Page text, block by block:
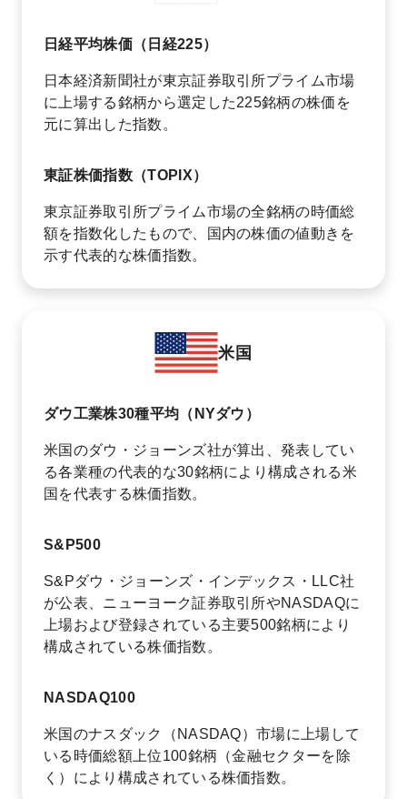
日経平均株価（日経225）
日本経済新聞社が東京証券取引所プライム市場
に上場する銘柄から選定した225銘柄の株価を
元に算出した指数。
東証株価指数（TOPIX）
東京証券取引所プライム市場の全銘柄の時価総
額を指数化したもので、国内の株価の値動きを
示す代表的な株価指数。
米国
ダウ工業株30種平均（NYダウ）
米国のダウ・ジョーンズ社が算出、発表してい
る各業種の代表的な30銘柄により構成される米
国を代表する株価指数。
S&P500
S&Pダウ・ジョーンズ・インデックス・LLC社
が公表、ニューヨーク証券取引所やNASDAQに
上場および登録されている主要500銘柄により
構成されている株価指数。
NASDAQ100
米国のナスダック（NASDAQ）市場に上場して
いる時価総額上位100銘柄（金融セクターを除
く）により構成されている株価指数。